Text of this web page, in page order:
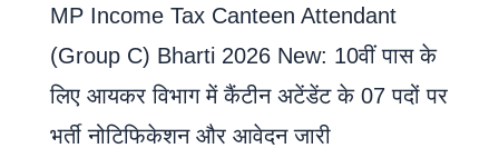
MP Income Tax Canteen Attendant
(Group C) Bharti 2026 New: 10वीं पास के
लिए आयकर विभाग में कैंटीन अटेंडेंट के 07 पदों पर
भर्ती नोटिफिकेशन और आवेदन जारी